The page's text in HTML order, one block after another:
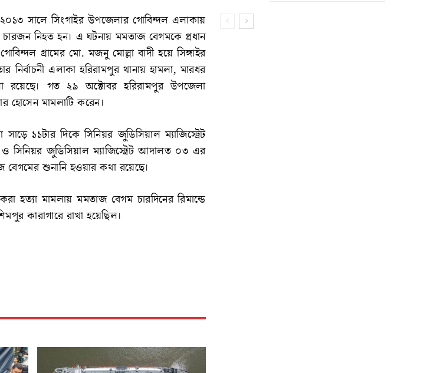
সালে সিংগাইর উপজেলার গোবিন্দল এলাকায়
নিহত হন। এ ঘটনায় মমতাজ বেগমকে প্রধান
গ্রামের মো. মজনু মোল্লা বাদী হয়ে সিঙ্গাইর
এলাকা হরিরামপুর থানায় হামলা, মারধর
রয়েছে। গত ২৯ অক্টোবর হরিরামপুর উপজেলা
হোসেন মামলাটি করেন।
১১টার দিকে সিনিয়র জুডিসিয়াল ম্যাজিস্ট্রেট
জুডিসিয়াল ম্যাজিস্ট্রেট আদালত ০৩ এর
শুনানি হওয়ার কথা রয়েছে।
হত্যা মামলায় মমতাজ বেগম চারদিনের রিমান্ডে
কারাগারে রাখা হয়েছিল।